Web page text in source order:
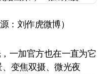
：刘作虎微博）
一加官方也在一直为它
变焦双摄、微光夜